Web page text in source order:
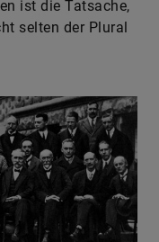
ist die Tatsache,
selten der Plural